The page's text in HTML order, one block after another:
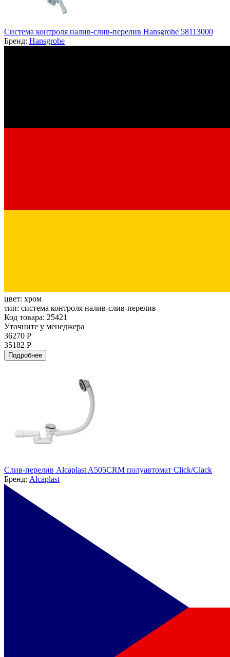
Система контроля налив-слив-перелив Hansgrohe 58113000
Бренд: Hansgrohe
цвет: хром
тип: система контроля налив-слив-перелив
Код товара: 25421
Уточните у менеджера
36270 Р
35182 Р
Подробнее
Слив-перелив Alcaplast A505CRM полуавтомат Click/Clack
Бренд: Alcaplast